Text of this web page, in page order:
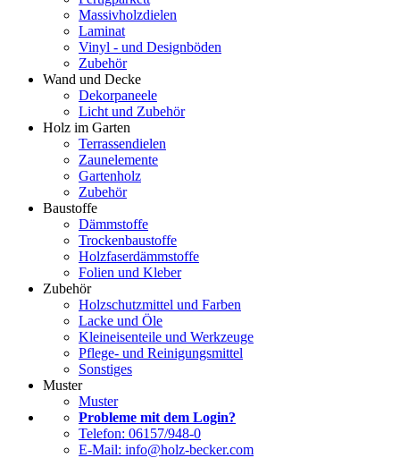
Massivholzdielen
Laminat
Vinyl - und Designböden
Zubehör
Wand und Decke
Dekorpaneele
Licht und Zubehör
Holz im Garten
Terrassendielen
Zaunelemente
Gartenholz
Zubehör
Baustoffe
Dämmstoffe
Trockenbaustoffe
Holzfaserdämmstoffe
Folien und Kleber
Zubehör
Holzschutzmittel und Farben
Lacke und Öle
Kleineisenteile und Werkzeuge
Pflege- und Reinigungsmittel
Sonstiges
Muster
Muster
Probleme mit dem Login?
Telefon: 06157/948-0
E-Mail: info@holz-becker.com